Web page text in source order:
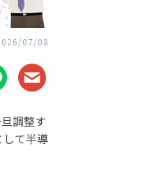
07/08
調整す
て半導